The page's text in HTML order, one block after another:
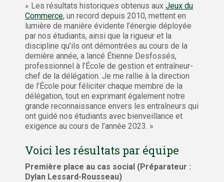
« Les résultats historiques obtenus aux Jeux du
Commerce, un record depuis 2010, mettent en
lumière de manière évidente l’énergie déployée
par nos étudiants, ainsi que la rigueur et la
discipline qu’ils ont démontrées au cours de la
dernière année, a lancé Étienne Desfossés,
professionnel à l’École de gestion et entraîneur-
chef de la délégation. Je me rallie à la direction
de l’École pour féliciter chaque membre de la
délégation, tout en exprimant également notre
grande reconnaissance envers les entraîneurs qui
ont guidé nos étudiants avec bienveillance et
exigence au cours de l’année 2023. »
Voici les résultats par équipe
Première place au cas social (Préparateur :
Dylan Lessard-Rousseau)